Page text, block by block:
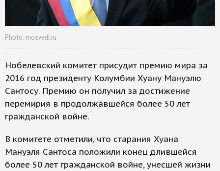
Photo: mosvedi.ru
Нобелевский комитет присудит премию мира за
2016 год президенту Колумбии Хуану Мануэлю
Сантосу. Премию он получил за достижение
перемирия в продолжавшейся более 50 лет
гражданской войне.
В комитете отметили, что старания Хуана
Мануэля Сантоса положили конец длившейся
более 50 лет гражданской войне, унесшей жизни